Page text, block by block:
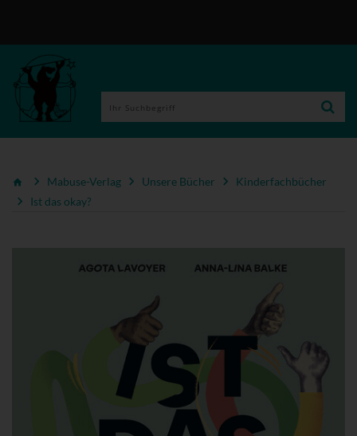
Mabuse-Verlag Unsere Bücher
Kinderfachbücher
Ist das okay?